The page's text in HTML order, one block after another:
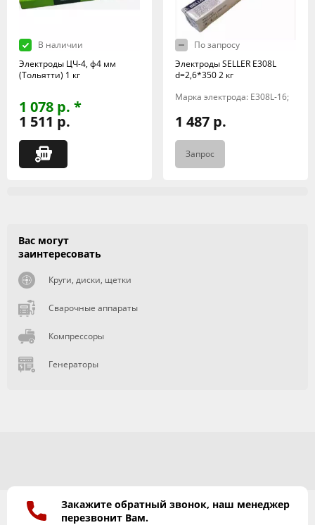
В наличии
Электроды ЦЧ-4, ф4 мм
(Тольятти) 1 кг
1 078 р. *
1 511 р.
По запросу
Электроды SELLER E308L
d=2,6*350 2 кг
Марка электрода: E308L-16;
1 487 р.
Запрос
Вас могут
заинтересовать
Круги, диски, щетки
Сварочные аппараты
Компрессоры
Генераторы
Закажите обратный звонок, наш менеджер
перезвонит Вам.